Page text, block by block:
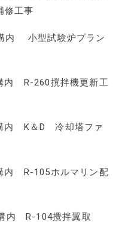
修工事
小型試験炉プラン
260撹拌機更新工
＆D 冷却塔ファ
105ホルマリン配
R-104攪拌翼取